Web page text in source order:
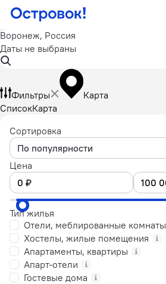
Воронеж, Россия
Даты не выбраны
Фильтры
Карта
СписокКарта
Сортировка
По популярности
Цена
Тип жилья
Отели, меблированные комнаты
Хостелы, жилые помещения
Апартаменты, квартиры
Апарт-отели
Гостевые дома